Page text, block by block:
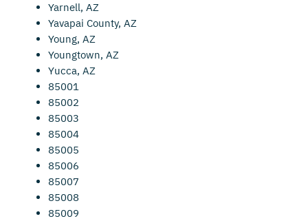
Yarnell, AZ
Yavapai County, AZ
Young, AZ
Youngtown, AZ
Yucca, AZ
85001
85002
85003
85004
85005
85006
85007
85008
85009